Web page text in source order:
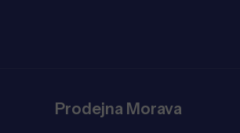
Prodejna Morava